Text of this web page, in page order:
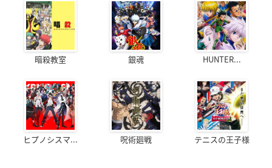
暗殺教室 銀魂 HUNTER...
ヒプノシスマ... 呪術廻戦 テニスの王子様